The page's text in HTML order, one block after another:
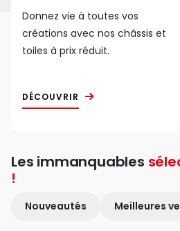
Donnez vie à toutes vos
créations avec nos châssis et
toiles à prix réduit.
DÉCOUVRIR
Les immanquables
!
Nouveautés Meilleures